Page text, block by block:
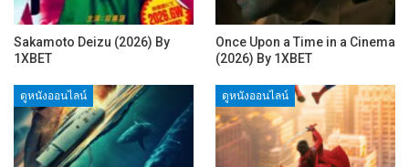
Sakamoto Deizu (2026) By
1XBET
Once Upon a Time in a Cinema
(2026) By 1XBET
ดูหนังออนไลน์ ดูหนังออนไลน์